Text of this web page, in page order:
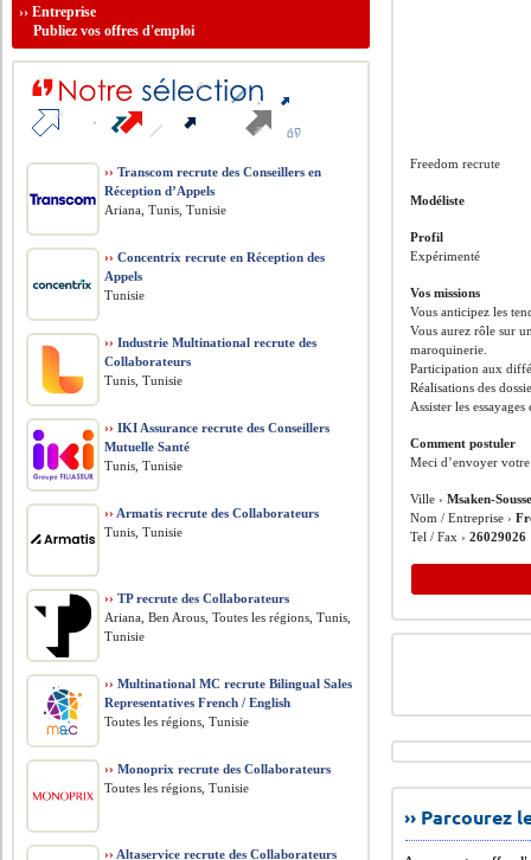
Freedom recrute
Modéliste
Profil
Expérimenté
Vos missions
Vous anticipez les
Vous aurez rôle sur
maroquinerie.
Participation aux
Réalisations des
Assister les
Comment postuler
Meci d’envoyer
Ville ›Msaken-
Nom / Entreprise ›
Tel / Fax ›26029026
››
››Entreprise
Publiez vos offres d'emploi
›› Transcom recrute des Conseillers en
Réception d’Appels
Ariana, Tunis, Tunisie
›› Concentrix recrute en Réception des
Appels
Tunisie
›› Industrie Multinational recrute des
Collaborateurs
Tunis, Tunisie
›› IKI Assurance recrute des Conseillers
Mutuelle Santé
Tunis, Tunisie
›› Armatis recrute des Collaborateurs
Tunis, Tunisie
›› TP recrute des Collaborateurs
Ariana, Ben Arous, Toutes les régions, Tunis,
Tunisie
›› Multinational MC recrute Bilingual Sales
Representatives French / English
Toutes les régions, Tunisie
›› Monoprix recrute des Collaborateurs
Toutes les régions, Tunisie
›› Altaservice recrute des Collaborateurs